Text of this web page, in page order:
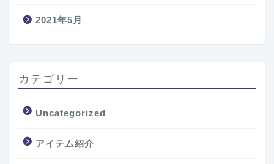
2021年5月
カテゴリー
Uncategorized
アイテム紹介